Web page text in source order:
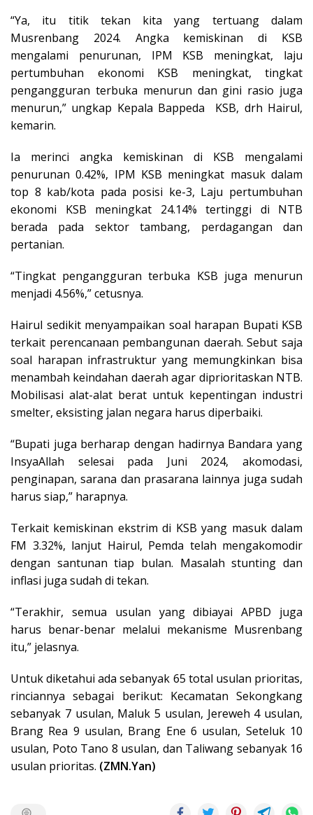
“Ya, itu titik tekan kita yang tertuang dalam
Musrenbang 2024. Angka kemiskinan di KSB
mengalami penurunan, IPM KSB meningkat, laju
pertumbuhan ekonomi KSB meningkat, tingkat
pengangguran terbuka menurun dan gini rasio juga
menurun,” ungkap Kepala Bappeda KSB, drh Hairul,
kemarin.
Ia merinci angka kemiskinan di KSB mengalami
penurunan 0.42%, IPM KSB meningkat masuk dalam
top 8 kab/kota pada posisi ke-3, Laju pertumbuhan
ekonomi KSB meningkat 24.14% tertinggi di NTB
berada pada sektor tambang, perdagangan dan
pertanian.
“Tingkat pengangguran terbuka KSB juga menurun
menjadi 4.56%,” cetusnya.
Hairul sedikit menyampaikan soal harapan Bupati KSB
terkait perencanaan pembangunan daerah. Sebut saja
soal harapan infrastruktur yang memungkinkan bisa
menambah keindahan daerah agar diprioritaskan NTB.
Mobilisasi alat-alat berat untuk kepentingan industri
smelter, eksisting jalan negara harus diperbaiki.
“Bupati juga berharap dengan hadirnya Bandara yang
InsyaAllah selesai pada Juni 2024, akomodasi,
penginapan, sarana dan prasarana lainnya juga sudah
harus siap,” harapnya.
Terkait kemiskinan ekstrim di KSB yang masuk dalam
FM 3.32%, lanjut Hairul, Pemda telah mengakomodir
dengan santunan tiap bulan. Masalah stunting dan
inflasi juga sudah di tekan.
“Terakhir, semua usulan yang dibiayai APBD juga
harus benar-benar melalui mekanisme Musrenbang
itu,” jelasnya.
Untuk diketahui ada sebanyak 65 total usulan prioritas,
rinciannya sebagai berikut: Kecamatan Sekongkang
sebanyak 7 usulan, Maluk 5 usulan, Jereweh 4 usulan,
Brang Rea 9 usulan, Brang Ene 6 usulan, Seteluk 10
usulan, Poto Tano 8 usulan, dan Taliwang sebanyak 16
usulan prioritas. (ZMN.Yan)